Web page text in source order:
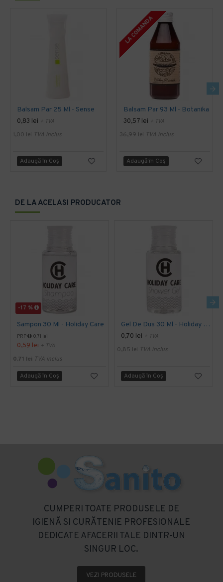
Balsam Par 25 Ml - Sense
0,83 lei + TVA
1,00 lei TVA inclus
Adaugă în Coş
LA COMANDA
Balsam Par 93 Ml - Botanika
30,57 lei + TVA
36,99 lei TVA inclus
Adaugă în Coş
DE LA ACELASI PRODUCATOR
-17 %
Sampon 30 Ml - Holiday Care
PRP 0,71 lei
0,59 lei + TVA
0,71 lei TVA inclus
Adaugă în Coş
Gel De Dus 30 Ml - Holiday Care
0,70 lei + TVA
0,85 lei TVA inclus
Adaugă în Coş
CUMPERI TOATE PRODUSELE DE
IGIENĂ SI CURĂTENIE PROFESIONALE
DEDICATE AFACERII TALE DINTR-UN
SINGUR LOC.
VEZI PRODUSELE